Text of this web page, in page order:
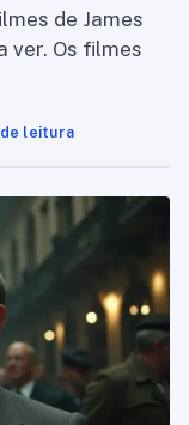
de James
ver. Os filmes
leitura